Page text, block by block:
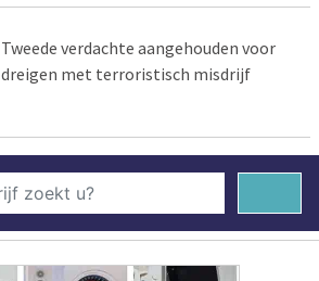
Tweede verdachte aangehouden voor
dreigen met terroristisch misdrijf